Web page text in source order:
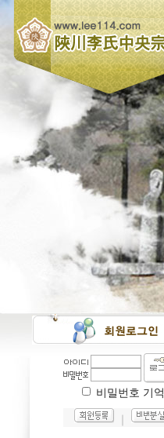
비밀번호 기억